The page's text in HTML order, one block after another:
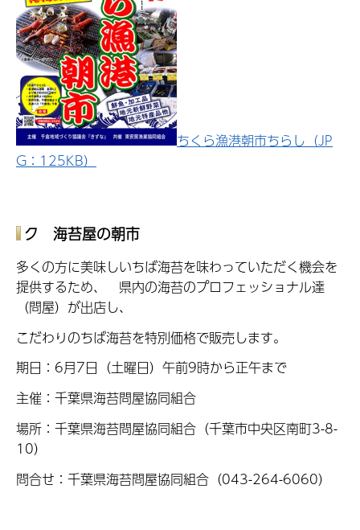
ちくら漁港朝市ちらし（JP
G：125KB）
ク 海苔屋の朝市
多くの方に美味しいちば海苔を味わっていただく機会を
提供するため、 県内の海苔のプロフェッショナル達
（問屋）が出店し、
こだわりのちば海苔を特別価格で販売します。
期日：6月7日（土曜日）午前9時から正午まで
主催：千葉県海苔問屋協同組合
場所：千葉県海苔問屋協同組合（千葉市中央区南町3-8-
10）
問合せ：千葉県海苔問屋協同組合（043-264-6060）